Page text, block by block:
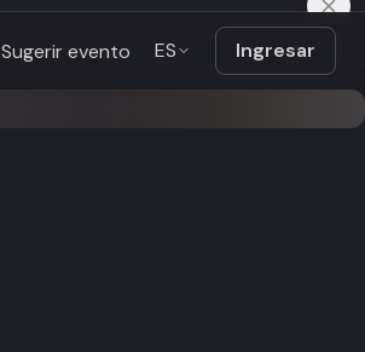
Sugerir evento ES Ingresar